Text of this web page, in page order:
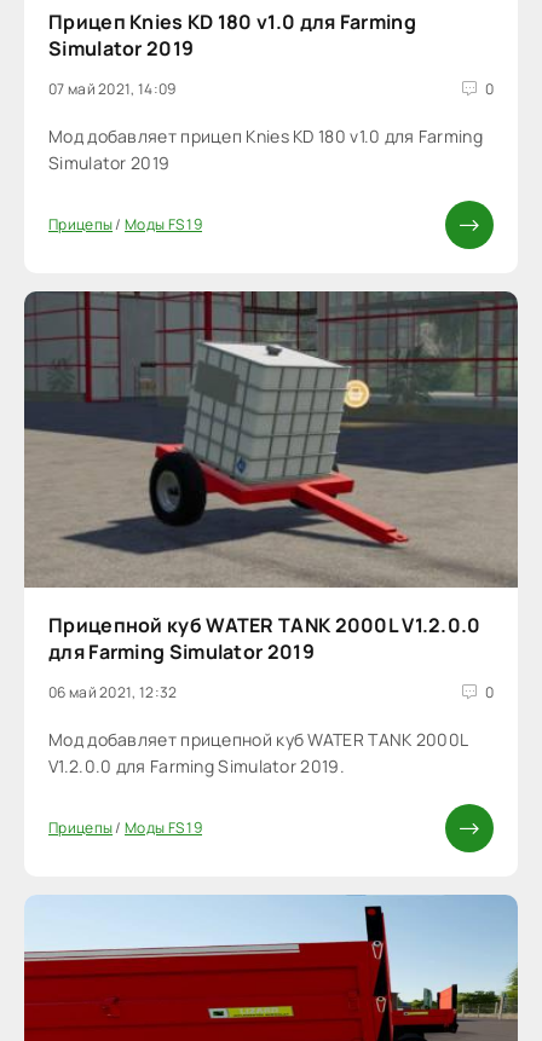
Прицеп Knies KD 180 v1.0 для Farming
Simulator 2019
07 май 2021, 14:09 0
Мод добавляет прицеп Knies KD 180 v1.0 для Farming
Simulator 2019
Прицепы/Моды FS 19
Прицепной куб WATER TANK 2000L V1.2.0.0
для Farming Simulator 2019
06 май 2021, 12:32 0
Мод добавляет прицепной куб WATER TANK 2000L
V1.2.0.0 для Farming Simulator 2019.
Прицепы/Моды FS 19